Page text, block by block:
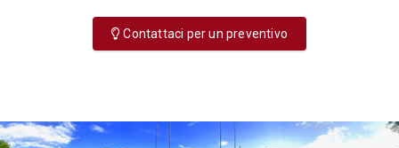
Contattaci per un preventivo